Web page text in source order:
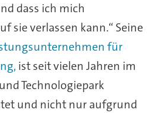
dass ich mich
sie verlassen kann.“ Seine
für
ist seit vielen Jahren im
Technologiepark
und nicht nur aufgrund